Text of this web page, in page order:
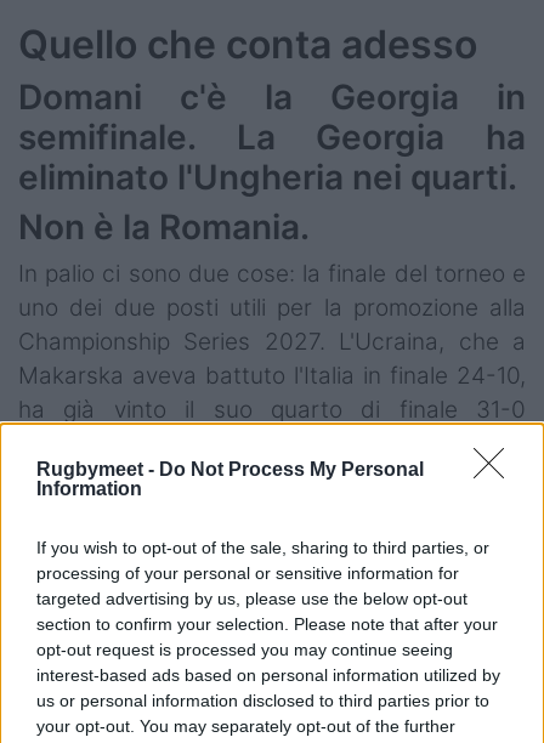
Rugbymeet - Do Not Process My Personal
Information
If you wish to opt-out of the sale, sharing to third parties, or
processing of your personal or sensitive information for
targeted advertising by us, please use the below opt-out
section to confirm your selection. Please note that after your
opt-out request is processed you may continue seeing
interest-based ads based on personal information utilized by
us or personal information disclosed to third parties prior to
your opt-out. You may separately opt-out of the further
Quello che conta adesso
Domani c'è la Georgia in
semifinale. La Georgia ha
eliminato l'Ungheria nei quarti.
Non è la Romania.
In palio ci sono due cose: la finale del torneo e
uno dei due posti utili per la promozione alla
Championship Series 2027. L'Ucraina, che a
Makarska aveva battuto l'Italia in finale 24-10,
ha già vinto il suo quarto di finale 31-0
sull'Austria. Con una delle due promozioni che
andrà verosimilmente all'Ucraina, l'Italia si
Ungheria.
Le azzurre ci sono. Il primo tempo contro la
Romania ha dimostrato che possono perdere il
filo. Il secondo tempo ha dimostrato che
quando lo ritrovano, non si fermano più.